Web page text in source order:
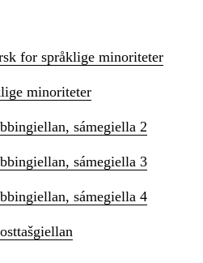
for språklige minoriteter
minoriteter
sámegiella 2
sámegiella 3
sámegiella 4